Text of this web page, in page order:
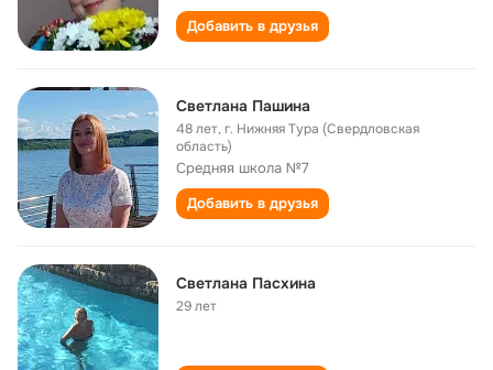
Добавить в друзья
Светлана Пашина
48 лет,г. Нижняя Тура (Свердловская
область)
Средняя школа №7
Добавить в друзья
Светлана Пасхина
29 лет